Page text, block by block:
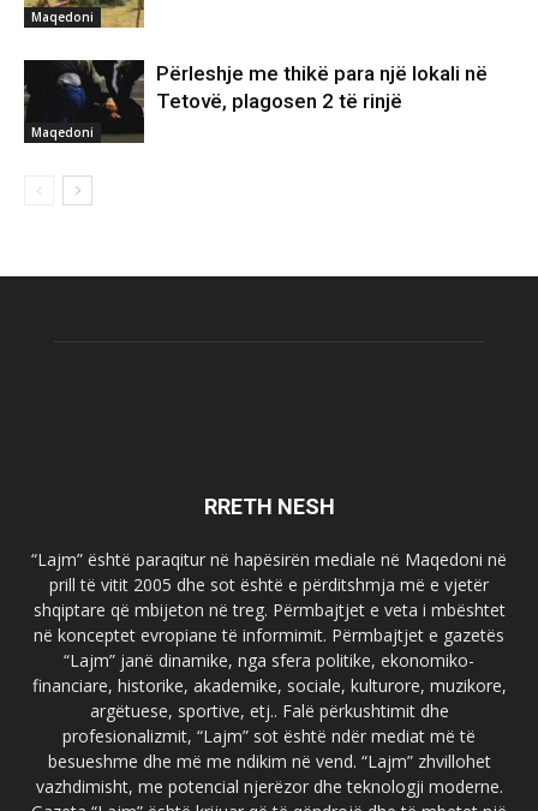
Maqedoni
Maqedoni
Përleshje me thikë para një lokali në
Tetovë, plagosen 2 të rinjë
RRETH NESH
“Lajm” është paraqitur në hapësirën mediale në Maqedoni në
prill të vitit 2005 dhe sot është e përditshmja më e vjetër
shqiptare që mbijeton në treg. Përmbajtjet e veta i mbështet
në konceptet evropiane të informimit. Përmbajtjet e gazetës
“Lajm” janë dinamike, nga sfera politike, ekonomiko-
financiare, historike, akademike, sociale, kulturore, muzikore,
argëtuese, sportive, etj.. Falë përkushtimit dhe
profesionalizmit, “Lajm” sot është ndër mediat më të
besueshme dhe më me ndikim në vend. “Lajm” zhvillohet
vazhdimisht, me potencial njerëzor dhe teknologji moderne.